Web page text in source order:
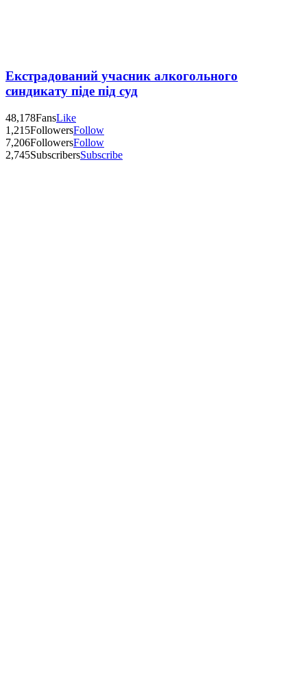
Екстрадований учасник алкогольного
синдикату піде під суд
48,178FansLike
1,215FollowersFollow
7,206FollowersFollow
2,745SubscribersSubscribe